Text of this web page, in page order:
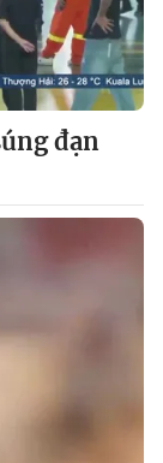
đạn